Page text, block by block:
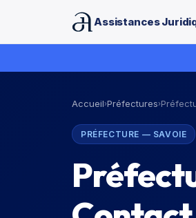
Assistances
Accueil›Préfectures›
PRÉFECTURE — SAVOIE